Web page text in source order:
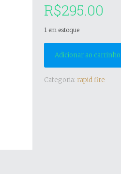
R$295.00
1 em estoque
Adicionar ao carrinho
Categoria: rapid fire